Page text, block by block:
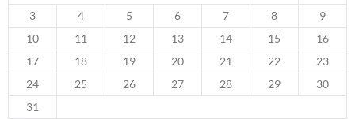
3
4 5 6 7 8
9
10
11 12 13 14 15
16
17
18 19 20 21 22
23
24
25 26 27 28 29
30
31